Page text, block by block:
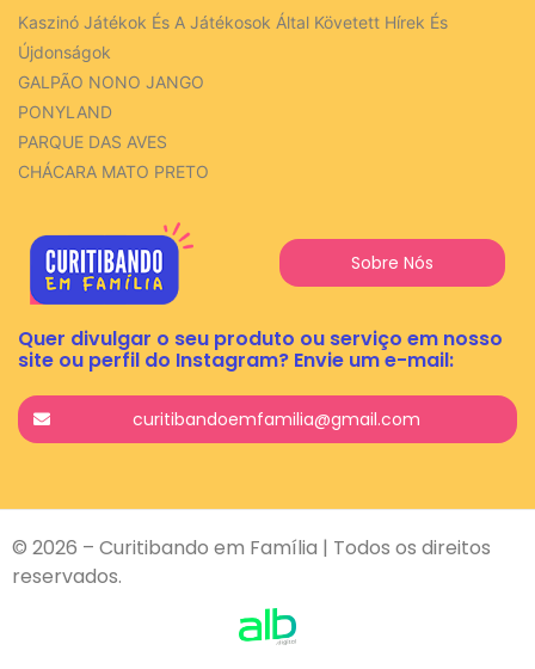
Kaszinó Játékok És A Játékosok Által Követett Hírek És
Újdonságok
GALPÃO NONO JANGO
PONYLAND
PARQUE DAS AVES
CHÁCARA MATO PRETO
Sobre Nós
Quer divulgar o seu produto ou serviço em nosso
site ou perfil do Instagram? Envie um e-mail:
curitibandoemfamilia@gmail.com
© 2026 – Curitibando em Família | Todos os direitos
reservados.